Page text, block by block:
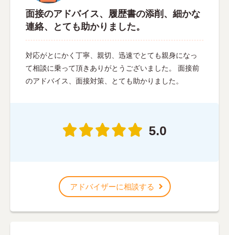
面接のアドバイス、履歴書の添削、細かな
連絡、とても助かりました。
対応がとにかく丁寧、親切、迅速でとても親身になっ
て相談に乗って頂きありがとうございました。 面接前
のアドバイス、面接対策、とても助かりました。
5.0
アドバイザーに相談する